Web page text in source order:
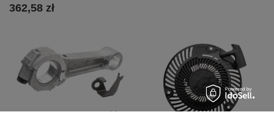
362,58 zł